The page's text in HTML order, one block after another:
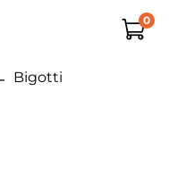
0
Bigotti